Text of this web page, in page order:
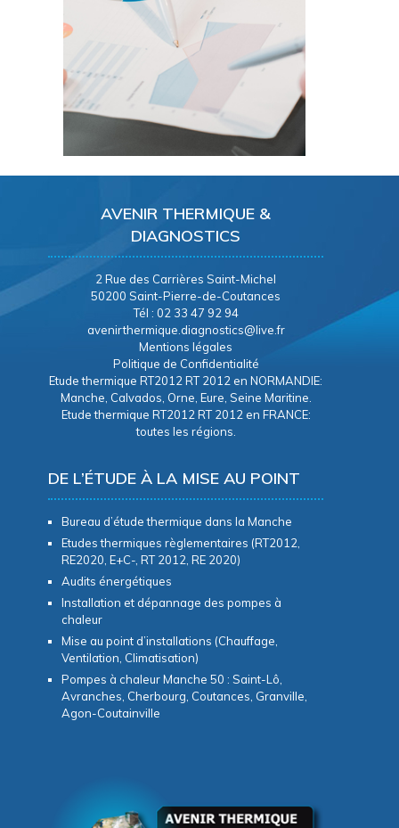
AVENIR THERMIQUE &
DIAGNOSTICS
2 Rue des Carrières Saint-Michel
50200 Saint-Pierre-de-Coutances
Tél : 02 33 47 92 94
avenirthermique.diagnostics@live.fr
Mentions légales
Politique de Confidentialité
Etude thermique RT2012 RT 2012 en NORMANDIE:
Manche, Calvados, Orne, Eure, Seine Maritine.
Etude thermique RT2012 RT 2012 en FRANCE:
toutes les régions.
DE L’ÉTUDE À LA MISE AU POINT
Bureau d’étude thermique dans la Manche
Etudes thermiques règlementaires (RT2012,
RE2020, E+C-, RT 2012, RE 2020)
Audits énergétiques
Installation et dépannage des pompes à
chaleur
Mise au point d’installations (Chauffage,
Ventilation, Climatisation)
Pompes à chaleur Manche 50 : Saint-Lô,
Avranches, Cherbourg, Coutances, Granville,
Agon-Coutainville